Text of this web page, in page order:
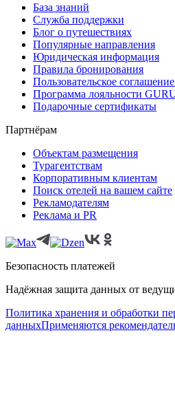
База знаний
Служба поддержки
Блог о путешествиях
Популярные направления
Юридическая информация
Правила бронирования
Пользовательское
Программа лояльности
Подарочные сертификаты
Партнёрам
Объектам размещения
Турагентствам
Корпоративным клиентам
Поиск отелей на вашем сайте
Рекламодателям
Реклама и PR
Безопасность платежей
Надёжная защита данных от
Политика хранения и обработки
данныхПрименяются